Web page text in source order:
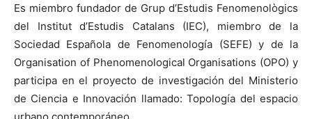
Es miembro fundador de Grup d’Estudis Fenomenològics
del Institut d’Estudis Catalans (IEC), miembro de la
Sociedad Española de Fenomenología (SEFE) y de la
Organisation of Phenomenological Organisations (OPO) y
participa en el proyecto de investigación del Ministerio
de Ciencia e Innovación llamado: Topología del espacio
urbano contemporáneo.